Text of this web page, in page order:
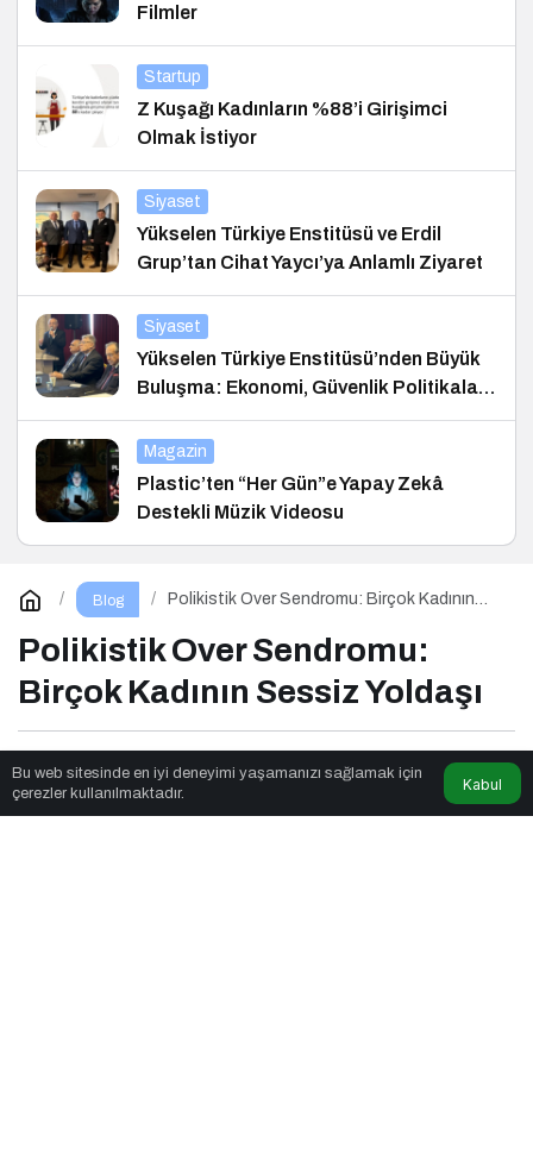
Filmler
Startup
Z Kuşağı Kadınların %88’i Girişimci
Olmak İstiyor
Siyaset
Yükselen Türkiye Enstitüsü ve Erdil
Grup’tan Cihat Yaycı’ya Anlamlı Ziyaret
Siyaset
Yükselen Türkiye Enstitüsü’nden Büyük
Buluşma: Ekonomi, Güvenlik Politikaları
ve Hukuk Konferansı
Magazin
Plastic’ten “Her Gün”e Yapay Zekâ
Destekli Müzik Videosu
Blog
Polikistik Over Sendromu: Birçok Kadının
Polikistik Over Sendromu:
Birçok Kadının Sessiz Yoldaşı
Aya Trendtarafından yayınlandı
5dk, 42sn
Bu web sitesinde en iyi deneyimi yaşamanızı sağlamak için
çerezler kullanılmaktadır.
Kabul